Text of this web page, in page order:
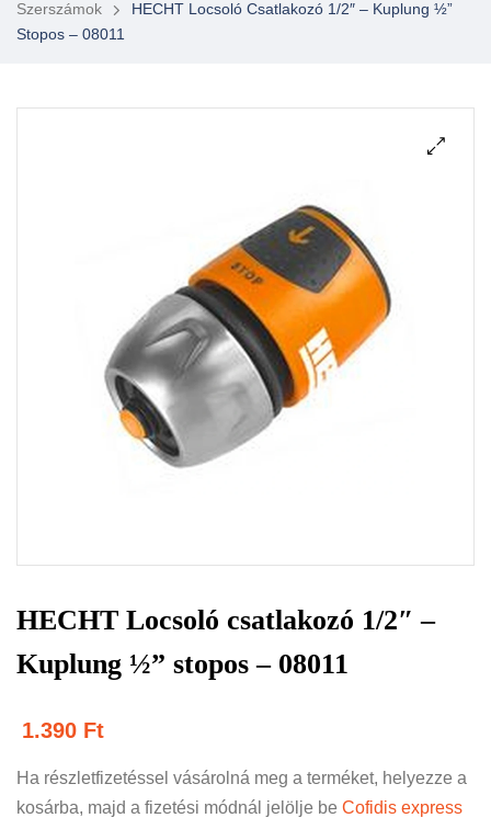
Szerszámok
HECHT Locsoló Csatlakozó 1/2″ – Kuplung ½”
Stopos – 08011
HECHT Locsoló csatlakozó 1/2″ –
Kuplung ½” stopos – 08011
1.390 Ft
Ha részletfizetéssel vásárolná meg a terméket, helyezze a
kosárba, majd a fizetési módnál jelölje be Cofidis express